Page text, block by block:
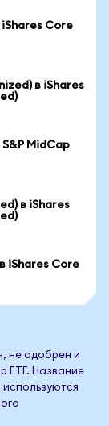
Core
в iShares
S&P MidCap
в iShares
iShares Core
не одобрен и
ETF. Название